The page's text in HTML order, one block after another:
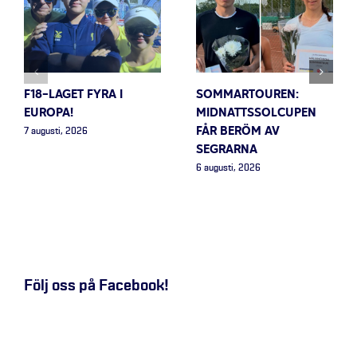
F18-LAGET FYRA I
EUROPA!
7 augusti, 2026
SOMMARTOUREN:
MIDNATTSSOLCUPEN
FÅR BERÖM AV
SEGRARNA
6 augusti, 2026
Följ oss på Facebook!